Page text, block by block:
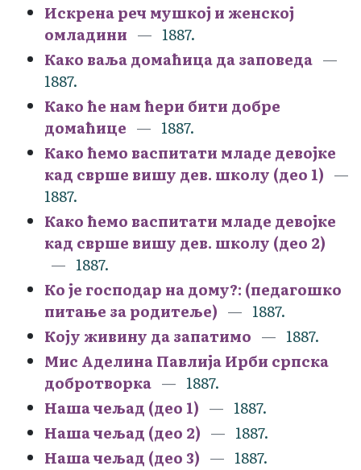
Искрена реч мушкој и женској
омладини
1887.
Како ваља домаћица да заповеда
1887.
Како ће нам ћери бити добре
домаћице
1887.
Како ћемо васпитати младе девојке
кад сврше вишу дев. школу (део 1)
1887.
Како ћемо васпитати младе девојке
кад сврше вишу дев. школу (део 2)
1887.
Ко је господар на дому?: (педагошко
питање за родитеље)
1887.
Коју живину да запатимо
1887.
Мис Аделина Павлија Ирби српска
добротворка
1887.
Наша чељад (део 1)
1887.
Наша чељад (део 2)
1887.
Наша чељад (део 3)
1887.